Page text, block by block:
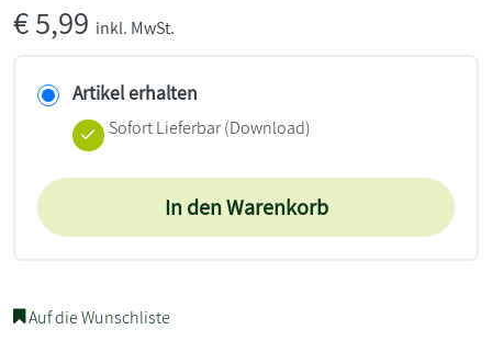
€5,99 inkl. MwSt.
Artikel erhalten
Sofort Lieferbar (Download)
In den Warenkorb
Auf die Wunschliste